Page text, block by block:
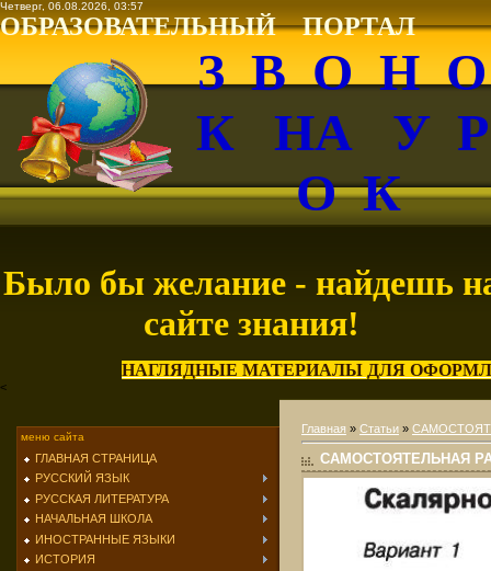
Четверг, 06.08.2026, 03:57
ОБРАЗОВАТЕЛЬНЫЙ ПОРТАЛ
З В О Н
К НА У
О К
Было бы желание - найдешь
сайте знания!
НАГЛЯДНЫЕ МАТЕРИАЛЫ ДЛЯ
<
меню сайта
ГЛАВНАЯ СТРАНИЦА
РУССКИЙ ЯЗЫК
РУССКАЯ ЛИТЕРАТУРА
НАЧАЛЬНАЯ ШКОЛА
ИНОСТРАННЫЕ ЯЗЫКИ
ИСТОРИЯ
Главная » Статьи »
САМОСТОЯТЕЛЬНАЯ